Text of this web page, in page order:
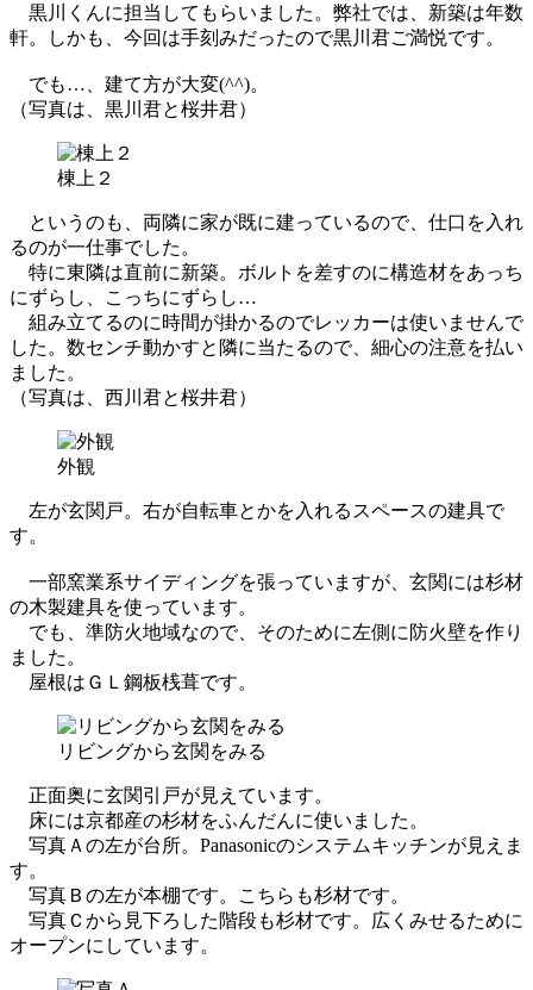
黒川くんに担当してもらいました。弊社では、新築は年数
軒。しかも、今回は手刻みだったので黒川君ご満悦です。
でも…、建て方が大変(^^)。
（写真は、黒川君と桜井君）
棟上２
というのも、両隣に家が既に建っているので、仕口を入れ
るのが一仕事でした。
特に東隣は直前に新築。ボルトを差すのに構造材をあっち
にずらし、こっちにずらし…
組み立てるのに時間が掛かるのでレッカーは使いませんで
した。数センチ動かすと隣に当たるので、細心の注意を払い
ました。
（写真は、西川君と桜井君）
外観
左が玄関戸。右が自転車とかを入れるスペースの建具で
す。
一部窯業系サイディングを張っていますが、玄関には杉材
の木製建具を使っています。
でも、準防火地域なので、そのために左側に防火壁を作り
ました。
屋根はＧＬ鋼板桟葺です。
リビングから玄関をみる
正面奥に玄関引戸が見えています。
床には京都産の杉材をふんだんに使いました。
写真Ａの左が台所。Panasonicのシステムキッチンが見えま
す。
写真Ｂの左が本棚です。こちらも杉材です。
写真Ｃから見下ろした階段も杉材です。広くみせるために
オープンにしています。